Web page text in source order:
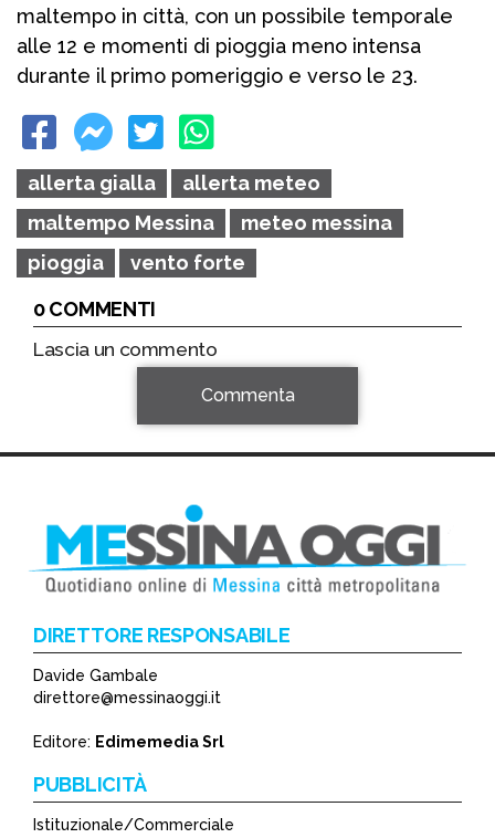
maltempo in città, con un possibile temporale
alle 12 e momenti di pioggia meno intensa
durante il primo pomeriggio e verso le 23.
allerta gialla
allerta meteo
maltempo Messina
meteo messina
pioggia
vento forte
0 COMMENTI
Lascia un commento
*
Commenta
DIRETTORE RESPONSABILE
Davide Gambale
direttore@messinaoggi.it
Editore: Edimemedia Srl
PUBBLICITÀ
Istituzionale/Commerciale